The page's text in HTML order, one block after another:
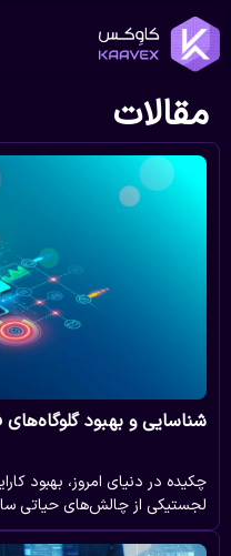
مقالات
شناسایی و بهبود
چكيده در دنیای امروز، بهبود
لجستیکی از چالش‌های حیاتی